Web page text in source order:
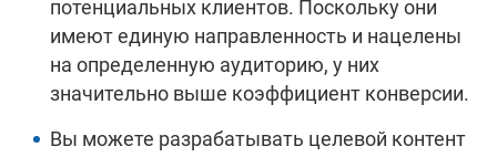
потенциальных клиентов. Поскольку они
имеют единую направленность и нацелены
на определенную аудиторию, у них
значительно выше коэффициент конверсии.
Вы можете разрабатывать целевой контент